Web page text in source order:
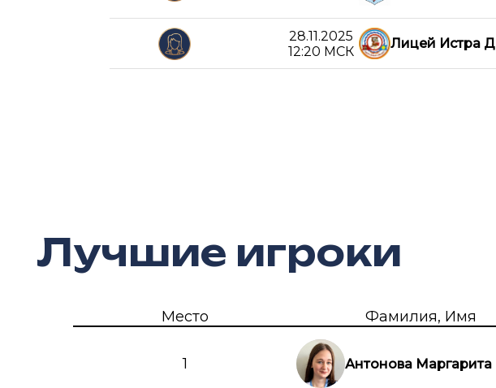
28.11.2025
12:20 МСК
Лицей Истра Д
Лучшие игроки
Место Фамилия, Имя
1 Антонова Маргарита